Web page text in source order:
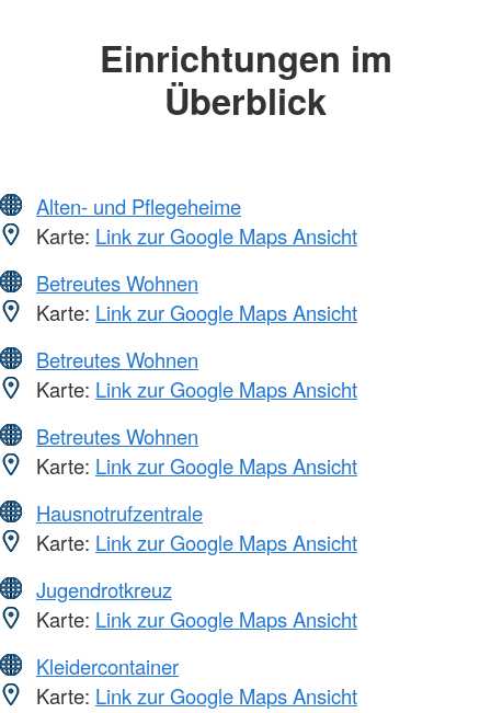
Einrichtungen im
Überblick
Alten- und Pflegeheime
Karte: Link zur Google Maps Ansicht
Betreutes Wohnen
Karte: Link zur Google Maps Ansicht
Betreutes Wohnen
Karte: Link zur Google Maps Ansicht
Betreutes Wohnen
Karte: Link zur Google Maps Ansicht
Hausnotrufzentrale
Karte: Link zur Google Maps Ansicht
Jugendrotkreuz
Karte: Link zur Google Maps Ansicht
Kleidercontainer
Karte: Link zur Google Maps Ansicht